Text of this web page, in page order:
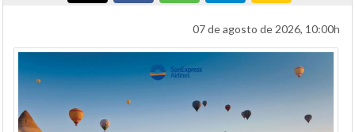
07 de agosto de 2026, 10:00h